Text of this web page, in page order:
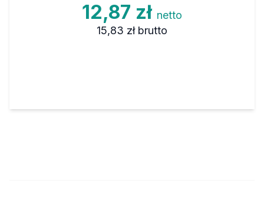
12,87 zł netto
15,83 zł brutto